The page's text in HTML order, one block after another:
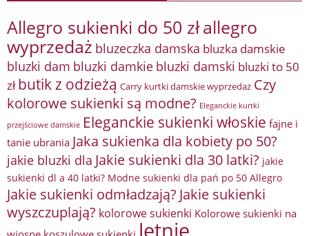
Allegro sukienki do 50 złallegro
wyprzedaż bluzeczka damska bluzka damskie
bluzki dam bluzki damkie bluzki damski bluzki to 50
zł butik z odzieżą Carry kurtki damskie wyprzedaż Czy
kolorowe sukienki są modne? Eleganckie kurtki
przejściowe damskie Eleganckie sukienki włoskie fajne i
tanie ubrania Jaka sukienka dla kobiety po 50?
jakie bluzki dla Jakie sukienki dla 30 latki? jakie
sukienki dl a 40 latki? Modne sukienki dla pań po 50 Allegro
Jakie sukienki odmładzają? Jakie sukienki
wyszczuplają? kolorowe sukienki Kolorowe sukienki na
letnie